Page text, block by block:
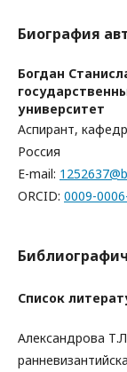
Биография
Богдан
университет
Аспирант,
Россия
E-mail:
ORCID: 0009-
Список
Александрова